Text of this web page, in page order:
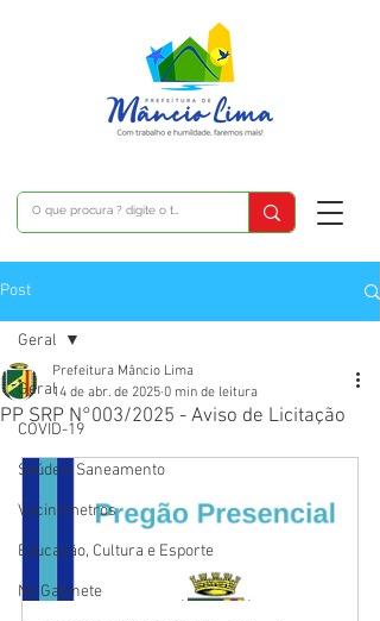
Post
Geral
COVID-19
Saúde e Saneamento
Vacinômetros
Educação, Cultura e Esporte
No Gabinete
Geral
PP SRP N°003/2025 - Aviso de Licitação
Prefeitura Mâncio Lima
14 de abr. de 2025 0 min de leitura